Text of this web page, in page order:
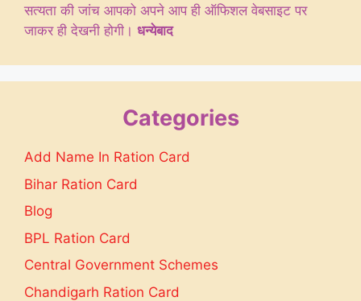
सत्यता की जांच आपको अपने आप ही ऑफिशल वेबसाइट पर
जाकर ही देखनी होगी। धन्येबाद
Categories
Add Name In Ration Card
Bihar Ration Card
Blog
BPL Ration Card
Central Government Schemes
Chandigarh Ration Card